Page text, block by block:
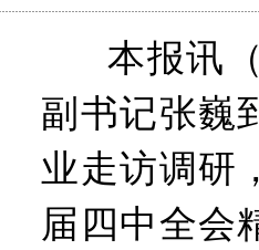
本报讯
副书记张巍
业走访调研
届四中全会